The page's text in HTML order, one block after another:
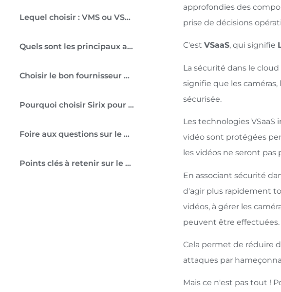
Lequel choisir : VMS ou VSaaS ?
Quels sont les principaux avantages du VSaaS ?
Choisir le bon fournisseur de VSaaS :
Pourquoi choisir Sirix pour le VSaaS ou la vidéosurveillance dans le cloud ?
Foire aux questions sur le VSaaS :
Points clés à retenir sur le VSaaS :
approfondies des
prise de décisions
C'est VSaaS, qui signifie
La sécurité dans le
signifie que les
sécurisée.
Les technologies
vidéo sont protégées
les vidéos ne seront pas
En associant sécurité
d'agir plus rapidement
vidéos, à gérer les
peuvent être effectuées.
Cela permet de réduire
attaques par
Mais ce n'est pas tout !